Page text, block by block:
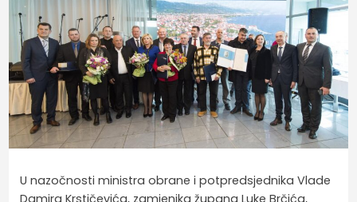
U nazočnosti ministra obrane i potpredsjednika Vlade